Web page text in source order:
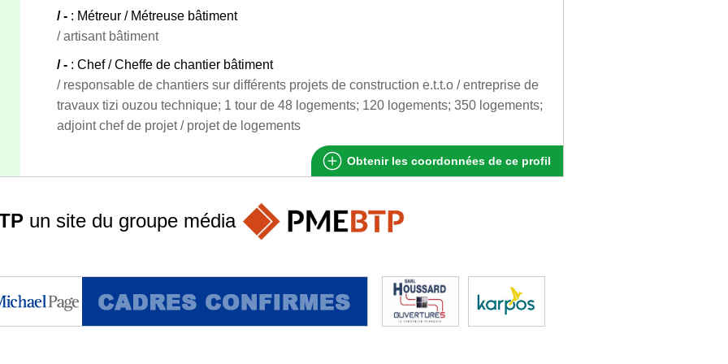
/ - : Métreur / Métreuse bâtiment
/ artisant bâtiment
/ - : Chef / Cheffe de chantier bâtiment
/ responsable de chantiers sur différents projets de construction e.t.t.o / entreprise de
travaux tizi ouzou technique; 1 tour de 48 logements; 120 logements; 350 logements;
adjoint chef de projet / projet de logements
Obtenir les coordonnées de ce profil
un site du groupe média